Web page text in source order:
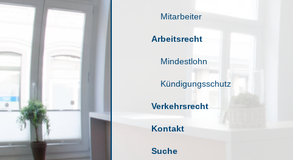
Mitarbeiter
Arbeitsrecht
Mindestlohn
Kündigungsschutz
Verkehrsrecht
Kontakt
Suche